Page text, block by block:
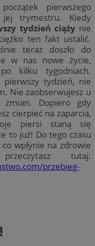
pierwszego
trymestru. Kiedy
tydzień ciąży nie
ten fakt ustalić.
teraz doszło do
w nas nowe życie,
kilku tygodniach.
pierwszy tydzień, nie
Nie zaobserwujesz u
zmian. Dopiero gdy
cierpieć na zaparcia,
piersi staną się
to już! Do tego czasu
wpłynie na zdrowie
tutaj:
przebieg-